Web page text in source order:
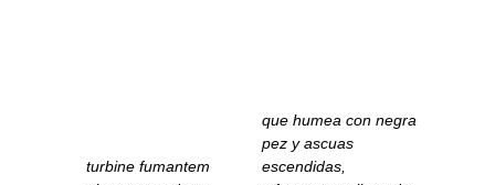
turbine fumantem
que humea con negra
pez y ascuas
escendidas,